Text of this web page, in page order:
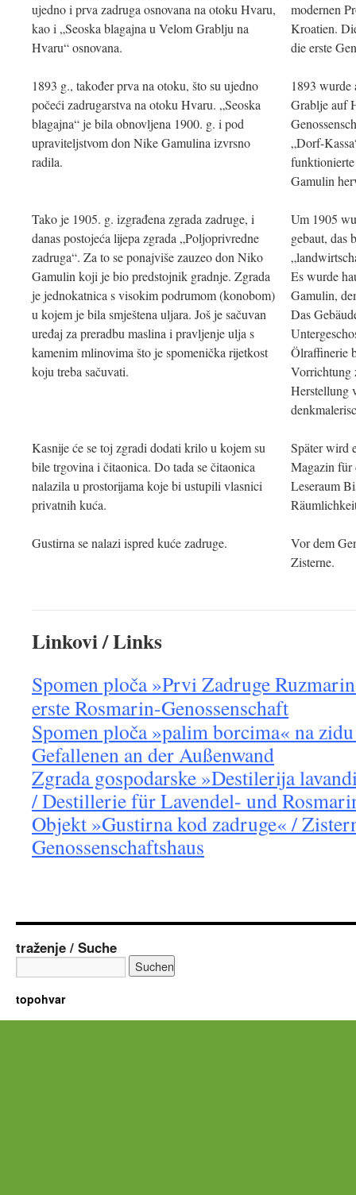
ujedno i prva zadruga osnovana na otoku Hvaru,
kao i „Seoska blagajna u Velom Grablju na
Hvaru“ osnovana.
modernen
Kroatien.
die erste
1893 g., također prva na otoku, što su ujedno
počeći zadrugarstva na otoku Hvaru. „Seoska
blagajna“ je bila obnovljena 1900. g. i pod
upraviteljstvom don Nike Gamulina izvrsno
radila.
1893 wurde
Grablje auf
„Dorf-
Gamulin
Tako je 1905. g. izgrađena zgrada zadruge, i
danas postojeća lijepa zgrada „Poljoprivredne
zadruga“. Za to se ponajviše zauzeo don Niko
Gamulin koji je bio predstojnik gradnje. Zgrada
je jednokatnica s visokim podrumom (konobom)
u kojem je bila smještena uljara. Još je sačuvan
uređaj za preradbu maslina i pravljenje ulja s
kamenim mlinovima što je spomenička rijetkost
koju treba sačuvati.
Um 1905
gebaut, das
Es wurde
Gamulin,
Das
Ölraffinerie
Vorrichtung
Herstellung
Kasnije će se toj zgradi dodati krilo u kojem su
bile trgovina i čitaonica. Do tada se čitaonica
nalazila u prostorijama koje bi ustupili vlasnici
privatnih kuća.
Später wird
Magazin für
Leseraum
Gustirna se nalazi ispred kuće zadruge.
Vor dem
Zisterne.
Linkovi / Links
Spomen ploča »Prvi Zadruge
erste Rosmarin-Genossenschaft
Spomen ploča »palim borcima« na
Gefallenen an der Außenwand
Zgrada gospodarske »Destilerija
/ Destillerie für Lavendel- und
Objekt »Gustirna kod zadruge« /
Genossenschaftshaus
traženje / Suche
topohvar